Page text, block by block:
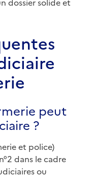
peut
?
et police)
dans le cadre
ou